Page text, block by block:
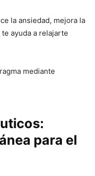
la ansiedad, mejora la
ayuda a relajarte
para el